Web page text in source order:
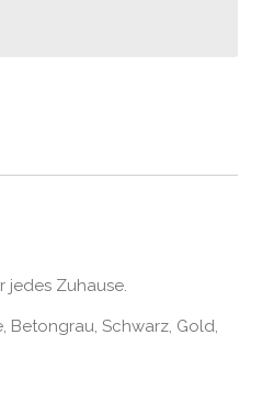
jedes Zuhause.
Betongrau, Schwarz, Gold,